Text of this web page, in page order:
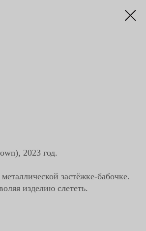
2023 год.
застёжке-бабочке.
изделию слететь.